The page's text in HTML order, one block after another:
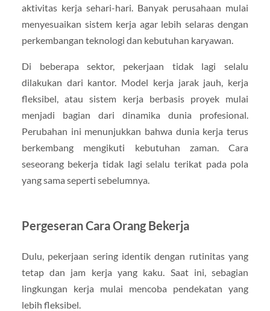
aktivitas kerja sehari-hari. Banyak perusahaan mulai
menyesuaikan sistem kerja agar lebih selaras dengan
perkembangan teknologi dan kebutuhan karyawan.
Di beberapa sektor, pekerjaan tidak lagi selalu
dilakukan dari kantor. Model kerja jarak jauh, kerja
fleksibel, atau sistem kerja berbasis proyek mulai
menjadi bagian dari dinamika dunia profesional.
Perubahan ini menunjukkan bahwa dunia kerja terus
berkembang mengikuti kebutuhan zaman. Cara
seseorang bekerja tidak lagi selalu terikat pada pola
yang sama seperti sebelumnya.
Pergeseran Cara Orang Bekerja
Dulu, pekerjaan sering identik dengan rutinitas yang
tetap dan jam kerja yang kaku. Saat ini, sebagian
lingkungan kerja mulai mencoba pendekatan yang
lebih fleksibel.